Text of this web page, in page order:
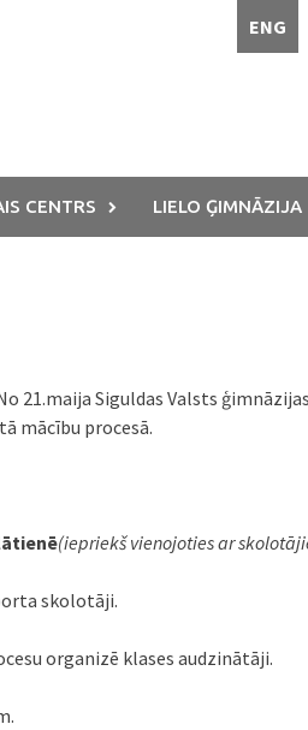
ENG
CENTRS LIELO ĢIMNĀZIJA
Siguldas Valsts
mācību procesā.
(iepriekš vienojoties ar
skolotāji.
organizē klases audzinātāji.